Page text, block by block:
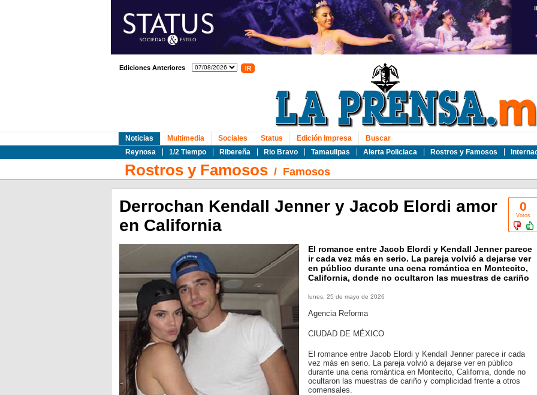
Ediciones Anteriores
Noticias
Reynosa
1/2 Tiempo Ribereña Rio Bravo Tamaulipas Alerta Policiaca Rostros y Famosos
Multimedia Sociales Status Edición Impresa Buscar
Rostros y Famosos/ Famosos
0
Votos
Derrochan Kendall Jenner y Jacob Elordi amor
en California
El romance entre Jacob Elordi y Kendall Jenner parece
ir cada vez más en serio. La pareja volvió a dejarse ver
en público durante una cena romántica en Montecito,
California, donde no ocultaron las muestras de cariño
lunes, 25 de mayo de 2026
Agencia Reforma
CIUDAD DE MÉXICO
El romance entre Jacob Elordi y Kendall Jenner parece ir cada
vez más en serio. La pareja volvió a dejarse ver en público
durante una cena romántica en Montecito, California, donde no
ocultaron las muestras de cariño y complicidad frente a otros
comensales.